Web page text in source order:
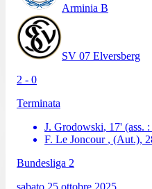
Arminia B
SV 07 Elversberg
2 - 0
Terminata
J. Grodowski, 17' (ass. :
F. Le Joncour , (Aut.),
Bundesliga 2
sabato 25 ottobre 2025